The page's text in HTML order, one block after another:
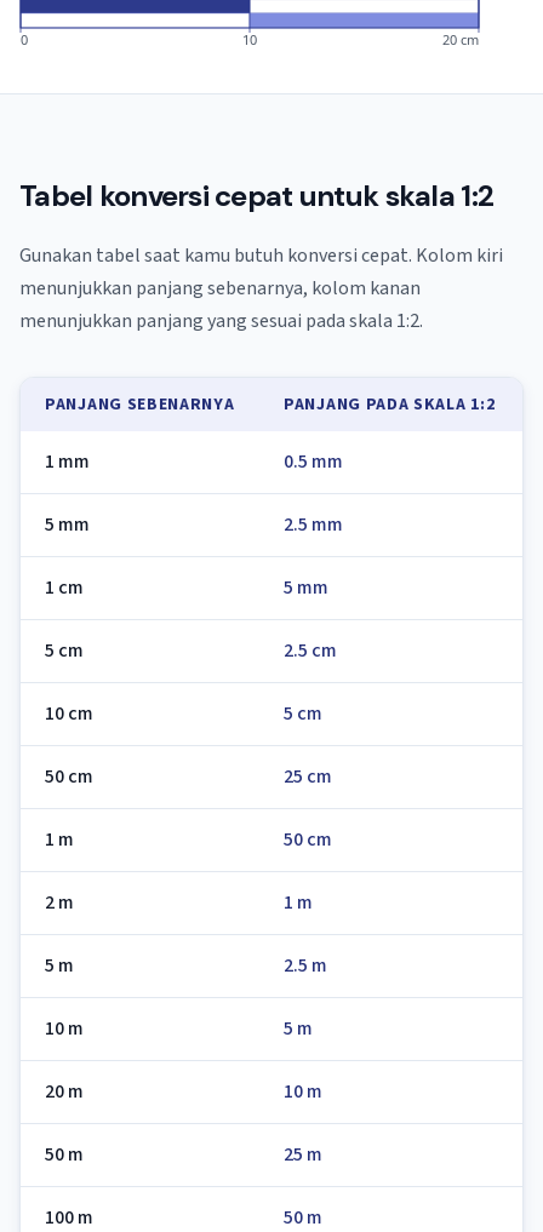
0 10 20 cm
Tabel konversi cepat untuk skala 1:2
Gunakan tabel saat kamu butuh konversi cepat. Kolom kiri
menunjukkan panjang sebenarnya, kolom kanan
menunjukkan panjang yang sesuai pada skala 1:2.
PANJANG SEBENARNYA PANJANG PADA SKALA 1:2
1 mm 0.5 mm
5 mm 2.5 mm
1 cm 5 mm
5 cm 2.5 cm
10 cm 5 cm
50 cm 25 cm
1 m 50 cm
2 m 1 m
5 m 2.5 m
10 m 5 m
20 m 10 m
50 m 25 m
100 m 50 m